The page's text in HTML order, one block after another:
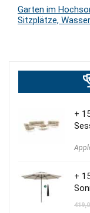
Garten im
Sitzplätze,
+
+